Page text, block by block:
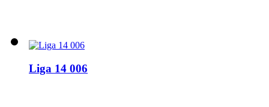
Liga 14 006